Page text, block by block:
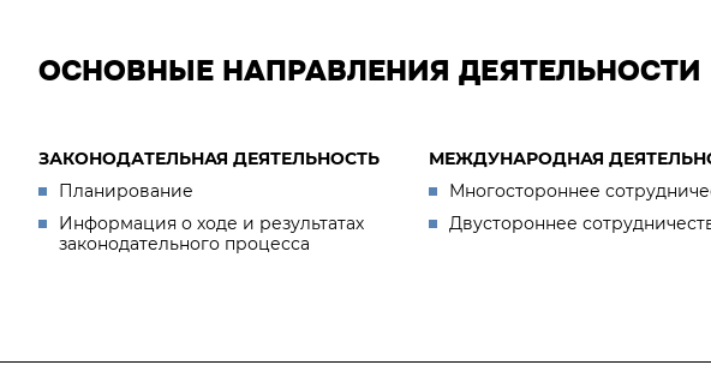
ОСНОВНЫЕ НАПРАВЛЕНИЯ ДЕЯТЕЛЬНОСТИ
ЗАКОНОДАТЕЛЬНАЯ ДЕЯТЕЛЬНОСТЬ
Планирование
Информация о ходе и результатах
законодательного процесса
МЕЖДУНАРОДНАЯ
Многостороннее
Двустороннее